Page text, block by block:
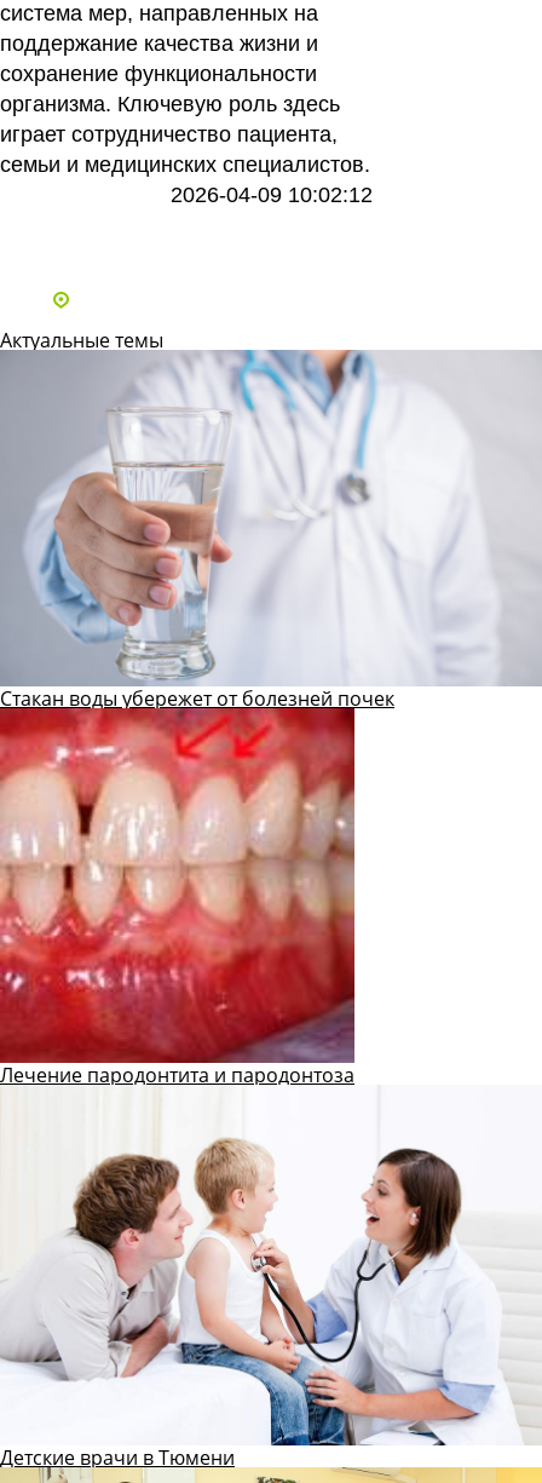
система мер, направленных на
поддержание качества жизни и
сохранение функциональности
организма. Ключевую роль здесь
играет сотрудничество пациента,
семьи и медицинских специалистов.
2026-04-09 10:02:12
Актуальные темы
Стакан воды убережет от болезней почек
Лечение пародонтита и пародонтоза
Детские врачи в Тюмени